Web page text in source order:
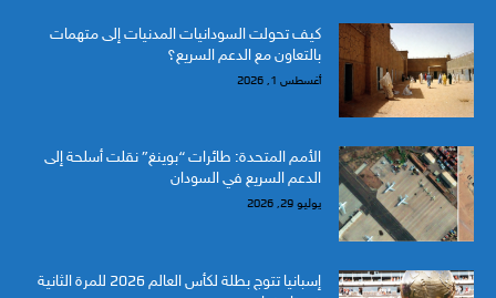
كيف تحولت السودانيات المدنيات إلى متهمات
بالتعاون مع الدعم السريع؟
أغسطس 1, 2026
الأمم المتحدة: طائرات “بوينغ” نقلت أسلحة إلى
الدعم السريع في السودان
يوليو 29, 2026
إسبانيا تتوج بطلة لكأس العالم 2026 للمرة الثانية